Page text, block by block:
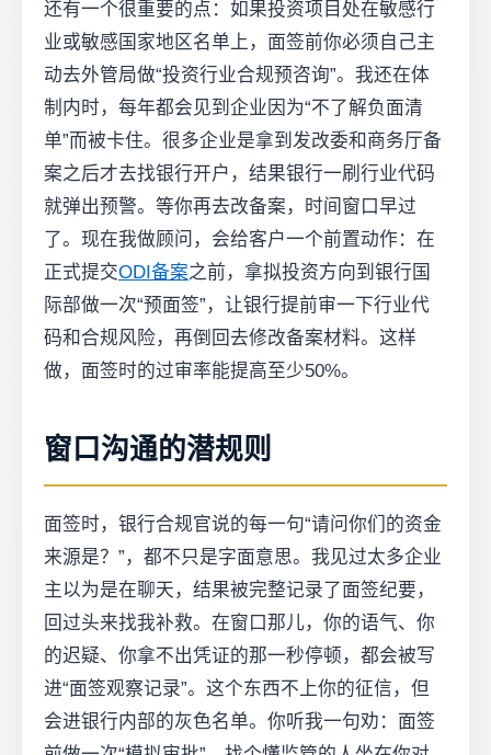
还有一个很重要的点：如果投资项目处在敏感行
业或敏感国家地区名单上，面签前你必须自己主
动去外管局做“投资行业合规预咨询”。我还在体
制内时，每年都会见到企业因为“不了解负面清
单”而被卡住。很多企业是拿到发改委和商务厅备
案之后才去找银行开户，结果银行一刷行业代码
就弹出预警。等你再去改备案，时间窗口早过
了。现在我做顾问，会给客户一个前置动作：在
正式提交ODI备案之前，拿拟投资方向到银行国
际部做一次“预面签”，让银行提前审一下行业代
码和合规风险，再倒回去修改备案材料。这样
做，面签时的过审率能提高至少50%。
窗口沟通的潜规则
面签时，银行合规官说的每一句“请问你们的资金
来源是？”，都不只是字面意思。我见过太多企业
主以为是在聊天，结果被完整记录了面签纪要，
回过头来找我补救。在窗口那儿，你的语气、你
的迟疑、你拿不出凭证的那一秒停顿，都会被写
进“面签观察记录”。这个东西不上你的征信，但
会进银行内部的灰色名单。你听我一句劝：面签